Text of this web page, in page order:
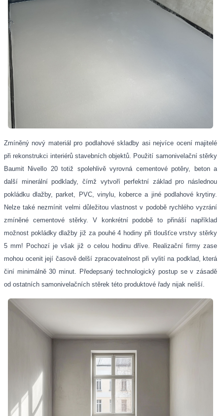
Zmíněný nový materiál pro podlahové skladby asi nejvíce ocení majitelé
při rekonstrukci interiérů stavebních objektů. Použití samonivelační stěrky
Baumit Nivello 20 totiž spolehlivě vyrovná cementové potěry, beton a
další minerální podklady, čímž vytvoří perfektní základ pro následnou
pokládku dlažby, parket, PVC, vinylu, koberce a jiné podlahové krytiny.
Nelze také nezmínit velmi důležitou vlastnost v podobě rychlého vyzrání
zmíněné cementové stěrky. V konkrétní podobě to přináší například
možnost pokládky dlažby již za pouhé 4 hodiny při tloušťce vrstvy stěrky
5 mm! Pochozí je však již o celou hodinu dříve. Realizační firmy zase
mohou ocenit její časově delší zpracovatelnost při vylití na podklad, která
činí minimálně 30 minut. Předepsaný technologický postup se v zásadě
od ostatních samonivelačních stěrek této produktové řady nijak neliší.